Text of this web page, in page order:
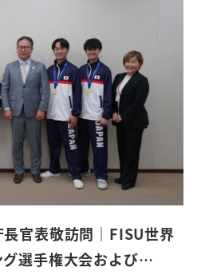
官表敬訪問｜FISU世界
グ選手権大会および…